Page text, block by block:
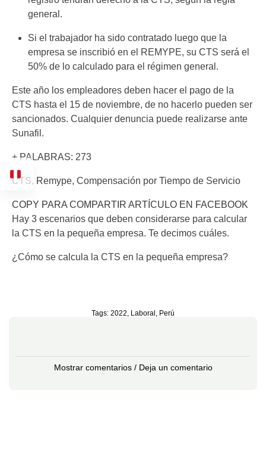
general.
Si el trabajador ha sido contratado luego que la
empresa se inscribió en el REMYPE, su CTS será el
50% de lo calculado para el régimen general.
Este año los empleadores deben hacer el pago de la
CTS hasta el 15 de noviembre, de no hacerlo pueden ser
sancionados. Cualquier denuncia puede realizarse ante
Sunafil.
+ PALABRAS: 273
CTS, Remype, Compensación por Tiempo de Servicio
COPY PARA COMPARTIR ARTÍCULO EN FACEBOOK
Hay 3 escenarios que deben considerarse para calcular
la CTS en la pequeña empresa. Te decimos cuáles.
¿Cómo se calcula la CTS en la pequeña empresa?
Tags: 2022, Laboral, Perú
Mostrar comentarios / Deja un comentario